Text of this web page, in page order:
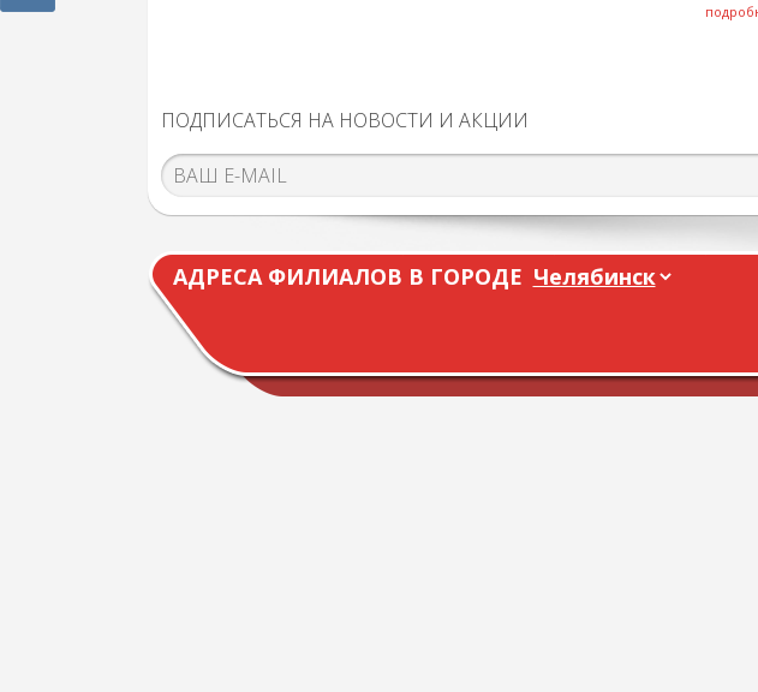
ПОДПИСАТЬСЯ НА НОВОСТИ И АКЦИИ
АДРЕСА ФИЛИАЛОВ В ГОРОДЕ